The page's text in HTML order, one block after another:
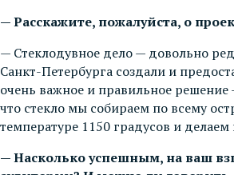
— Расскажите, пожалуйста, о
— Стеклодувное дело — довольно
Санкт-Петербурга создали и
очень важное и правильное решение
что стекло мы собираем по всему
температуре 1150 градусов и
— Насколько успешным, на ваш